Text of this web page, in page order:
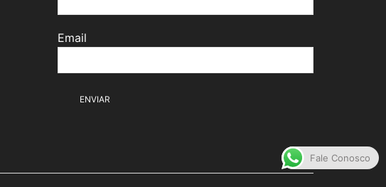
Email
Fale Conosco